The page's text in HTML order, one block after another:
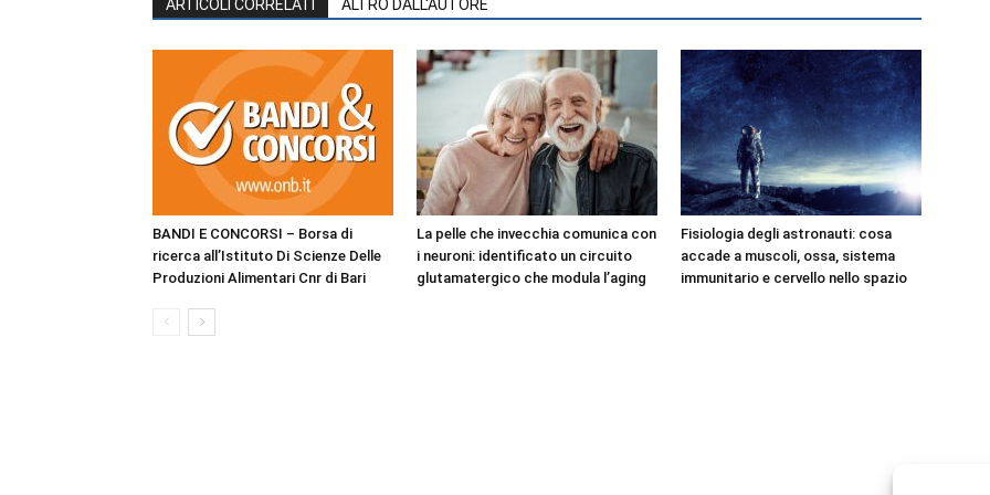
ARTICOLI CORRELATI ALTRO DALL'AUTORE
BANDI E CONCORSI – Borsa di
ricerca all’Istituto Di Scienze Delle
Produzioni Alimentari Cnr di Bari
La pelle che invecchia comunica con
i neuroni: identificato un circuito
glutamatergico che modula l’aging
Fisiologia degli astronauti: cosa
accade a muscoli, ossa, sistema
immunitario e cervello nello spazio